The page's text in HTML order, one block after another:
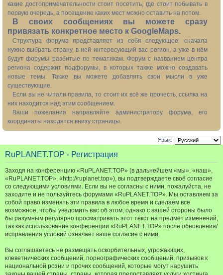
какие достопримечательности стоит посетить, где стоит побывать в
первую очередь, а посещение каких мест можно оставить на потом.
В своих сообщениях вы можете сразу
привязать конкретное место к GoogleMaps.
Структура форума представляет из себя следующее: сначала
нужно выбрать страну, в ней интересующий вас регион, а уже в нём
будут форумы разбитые по тематикам. Форум с названием центра
региона содержит подфорумы, в которых также можно создавать
новые темы. Также вы можете добавлять свои мысли в уже
существующие.
Если вы не читали правила, то стоит их всё же прочесть, ссылка на
них находится над этим сообщением.
Ваши пожелания направляйте администратору форума, его
координаты находятся внизу страницы.
Язык:
RuPLANET.TOP - Регистрация
Заходя на конференцию «RuPLANET.TOP» (в дальнейшем «мы», «наш»,
«RuPLANET.TOP», «http://ruplanet.top»), вы подтверждаете своё согласие
со следующими условиями. Если вы не согласны с ними, пожалуйста, не
заходите и не пользуйтесь форумами «RuPLANET.TOP». Мы оставляем за
собой право изменять эти правила в любое время и сделаем всё
возможное, чтобы уведомить вас об этом, однако с вашей стороны было
бы разумным регулярно просматривать этот текст на предмет изменений,
так как использование конференции «RuPLANET.TOP» после обновления/
исправления условий означает ваше согласие с ними.
Вы соглашаетесь не размещать оскорбительных, угрожающих,
клеветнических сообщений, порнографических сообщений, призывов к
национальной розни и прочих сообщений, которые могут нарушить